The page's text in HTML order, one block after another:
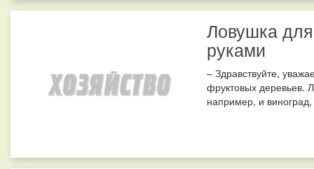
Ловушка
руками
– Здравствуйте,
фруктовых деревьев.
например, и